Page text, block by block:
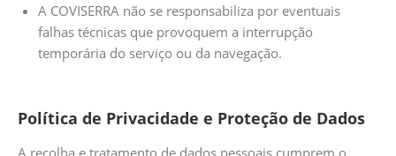
A COVISERRA não se responsabiliza por eventuais
falhas técnicas que provoquem a interrupção
temporária do serviço ou da navegação.
Política de Privacidade e Proteção de Dados
A recolha e tratamento de dados pessoais cumprem o